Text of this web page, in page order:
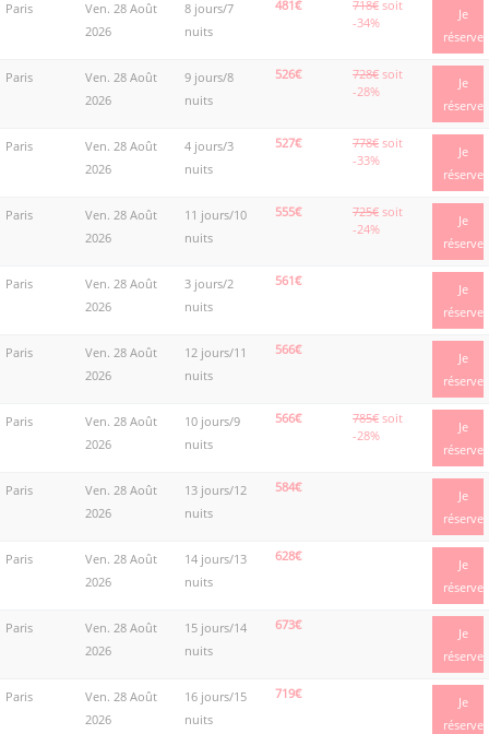
Paris
Ven. 28 Août
2026
8 jours/7
nuits
481€ 718€ soit
-34%
Je
réserve
Paris
Ven. 28 Août
2026
9 jours/8
nuits
526€ 728€ soit
-28%
Je
réserve
Paris
Ven. 28 Août
2026
4 jours/3
nuits
527€ 778€ soit
-33%
Je
réserve
Paris
Ven. 28 Août
2026
11 jours/10
nuits
555€ 725€ soit
-24%
Je
réserve
Paris
Ven. 28 Août
2026
3 jours/2
nuits
561€
Je
réserve
Paris
Ven. 28 Août
2026
12 jours/11
nuits
566€
Je
réserve
Paris
Ven. 28 Août
2026
10 jours/9
nuits
566€ 785€ soit
-28%
Je
réserve
Paris
Ven. 28 Août
2026
13 jours/12
nuits
584€
Je
réserve
Paris
Ven. 28 Août
2026
14 jours/13
nuits
628€
Je
réserve
Paris
Ven. 28 Août
2026
15 jours/14
nuits
673€
Je
réserve
Paris
Ven. 28 Août
2026
16 jours/15
nuits
719€
Je
réserve